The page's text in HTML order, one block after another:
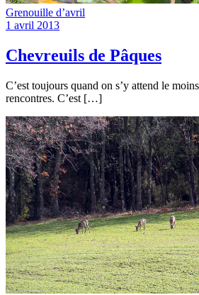
Grenouille d’avril
1 avril 2013
Chevreuils de Pâques
C’est toujours quand on s’y attend le
rencontres. C’est […]